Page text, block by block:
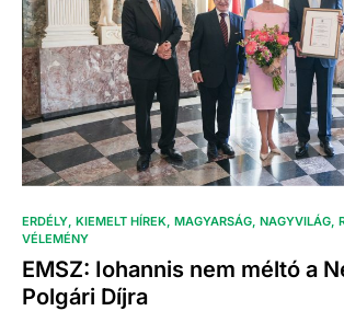
ERDÉLY KIEMELT HÍREK MAGYARSÁG NAGYVILÁG
VÉLEMÉNY
EMSZ: Iohannis nem méltó a
Polgári Díjra